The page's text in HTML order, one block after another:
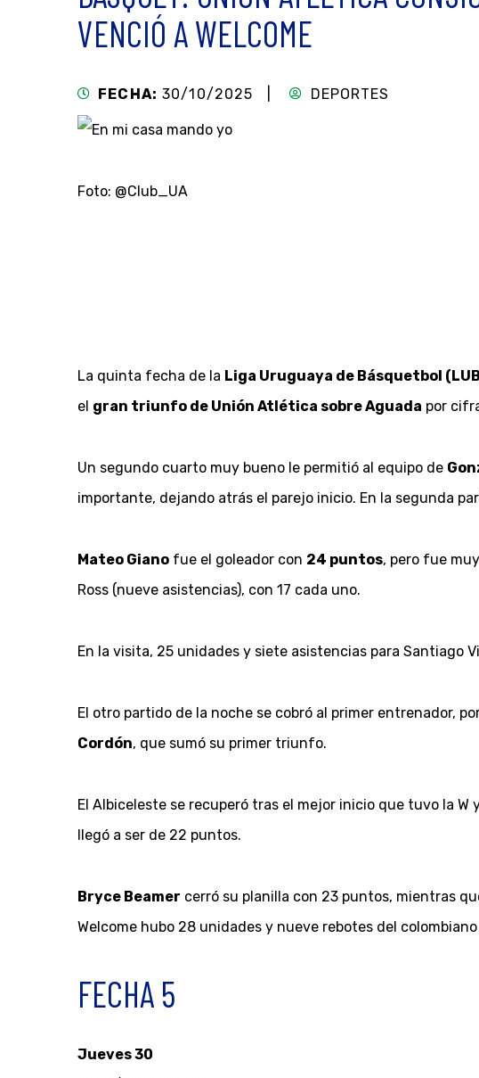
VENCIÓ A WELCOME
FECHA: 30/10/2025 | DEPORTES
Foto: @Club_UA
La quinta fecha de la Liga Uruguaya de Básquetbol
el gran triunfo de Unión Atlética sobre Aguada por
Un segundo cuarto muy bueno le permitió al equipo de
importante, dejando atrás el parejo inicio. En la segunda
Mateo Giano fue el goleador con 24 puntos, pero fue
Ross (nueve asistencias), con 17 cada uno.
En la visita, 25 unidades y siete asistencias para Santiago
El otro partido de la noche se cobró al primer entrenador,
Cordón, que sumó su primer triunfo.
El Albiceleste se recuperó tras el mejor inicio que tuvo la
llegó a ser de 22 puntos.
Bryce Beamer cerró su planilla con 23 puntos, mientras
Welcome hubo 28 unidades y nueve rebotes del
FECHA 5
Jueves 30